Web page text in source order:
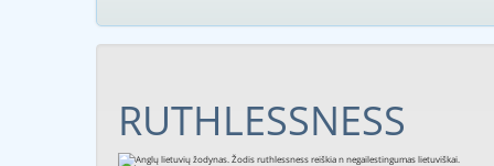
RUTHLESSNESS